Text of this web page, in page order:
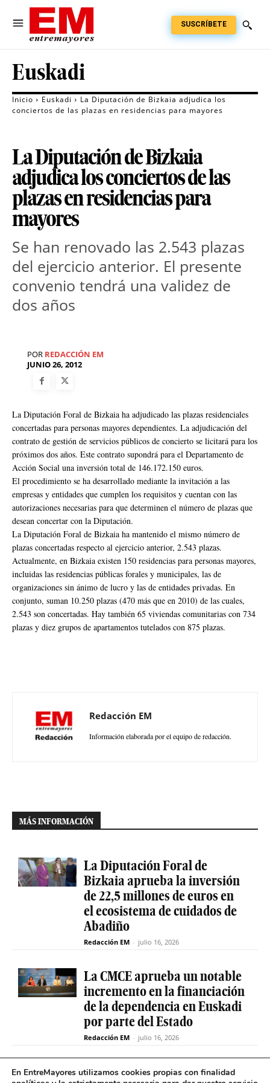
SUSCRÍBETE
Euskadi
Inicio Euskadi
La Diputación de Bizkaia adjudica los
conciertos de las plazas en residencias para mayores
La Diputación de Bizkaia
adjudica los conciertos de las
plazas en residencias para
mayores
Se han renovado las 2.543 plazas
del ejercicio anterior. El presente
convenio tendrá una validez de
dos años
POR REDACCIÓN EM
JUNIO 26, 2012
La Diputación Foral de Bizkaia ha adjudicado las plazas residenciales
concertadas para personas mayores dependientes. La adjudicación del
contrato de gestión de servicios públicos de concierto se licitará para los
próximos dos años. Este contrato supondrá para el Departamento de
Acción Social una inversión total de 146.172.150 euros.
El procedimiento se ha desarrollado mediante la invitación a las
empresas y entidades que cumplen los requisitos y cuentan con las
autorizaciones necesarias para que determinen el número de plazas que
desean concertar con la Diputación.
La Diputación Foral de Bizkaia ha mantenido el mismo número de
plazas concertadas respecto al ejercicio anterior, 2.543 plazas.
Actualmente, en Bizkaia existen 150 residencias para personas mayores,
incluidas las residencias públicas forales y municipales, las de
organizaciones sin ánimo de lucro y las de entidades privadas. En
conjunto, suman 10.250 plazas (470 más que en 2010) de las cuales,
2.543 son concertadas. Hay también 65 viviendas comunitarias con 734
plazas y diez grupos de apartamentos tutelados con 875 plazas.
Redacción EM
Información elaborada por el equipo de redacción.
MÁS INFORMACIÓN
La Diputación Foral de
Bizkaia aprueba la inversión
de 22,5 millones de euros en
el ecosistema de cuidados de
Abadiño
Redacción EM - julio 16, 2026
La CMCE aprueba un notable
incremento en la financiación
de la dependencia en Euskadi
por parte del Estado
Redacción EM - julio 16, 2026
El servicio de teleasistencia
En EntreMayores utilizamos cookies propias con finalidad